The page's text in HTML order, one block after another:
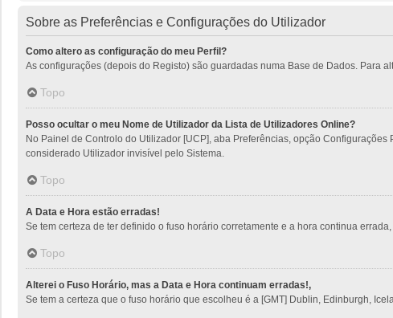
Sobre as Preferências e Configurações do Utilizador
Como altero as configuração do meu Perfil?
As configurações (depois do Registo) são guardadas numa Base de Dados. Para
Topo
Posso ocultar o meu Nome de Utilizador da Lista de Utilizadores Online?
No Painel de Controlo do Utilizador [UCP], aba Preferências, opção
considerado Utilizador invisível pelo Sistema.
Topo
A Data e Hora estão erradas!
Se tem certeza de ter definido o fuso horário corretamente e a hora continua
Topo
Alterei o Fuso Horário, mas a Data e Hora continuam erradas!,
Se tem a certeza que o fuso horário que escolheu é a [GMT] Dublin, Edinburgh,